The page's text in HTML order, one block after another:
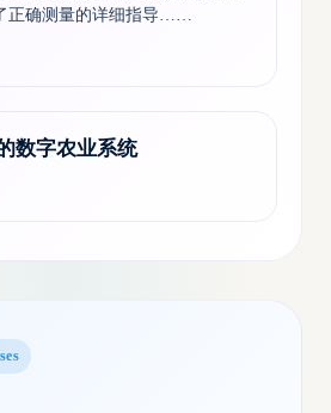
正确测量的详细指导……
数字农业系统